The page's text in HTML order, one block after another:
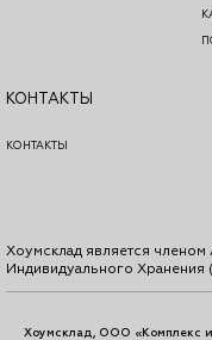
КОНТАКТЫ
КОНТАКТЫ
Хоумсклад является
Индивидуального
Хоумсклад, ООО «Комплекс